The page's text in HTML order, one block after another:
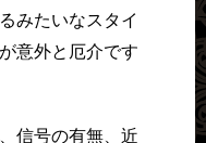
みたいなスタイ
意外と厄介です
信号の有無、近